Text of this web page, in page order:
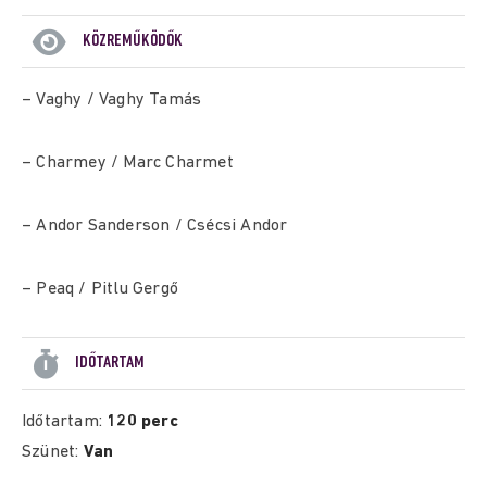
KÖZREMŰKÖDŐK
– Vaghy / Vaghy Tamás
– Charmey / Marc Charmet
– Andor Sanderson / Csécsi Andor
– Peaq / Pitlu Gergő
IDŐTARTAM
Időtartam: 120 perc
Szünet: Van